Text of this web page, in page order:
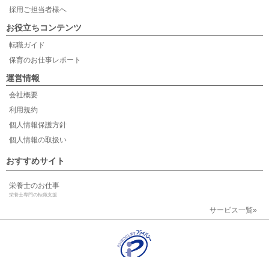
採用ご担当者様へ
お役立ちコンテンツ
転職ガイド
保育のお仕事レポート
運営情報
会社概要
利用規約
個人情報保護方針
個人情報の取扱い
おすすめサイト
栄養士のお仕事
栄養士専門の転職支援
サービス一覧»